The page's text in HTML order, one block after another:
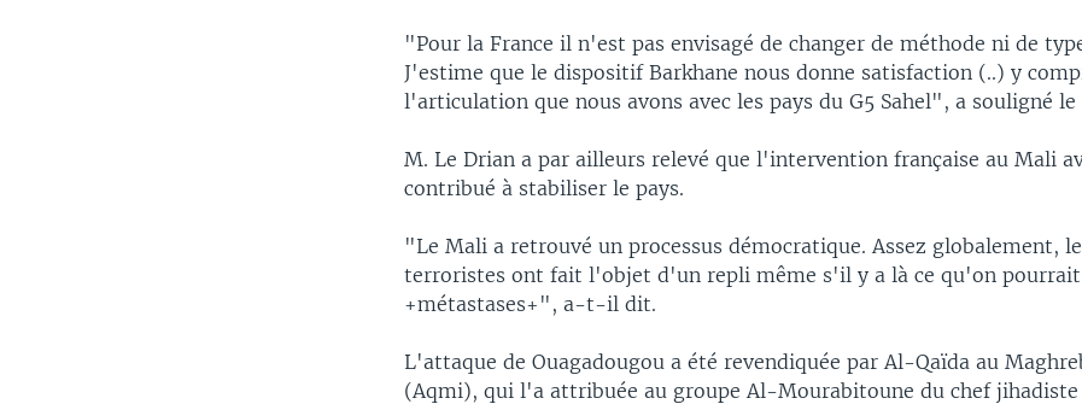
"Pour la France il n'est pas envisagé de changer de méthode ni de
J'estime que le dispositif Barkhane nous donne satisfaction (..) y
l'articulation que nous avons avec les pays du G5 Sahel", a souligné
M. Le Drian a par ailleurs relevé que l'intervention française au Mali
contribué à stabiliser le pays.
"Le Mali a retrouvé un processus démocratique. Assez globalement,
terroristes ont fait l'objet d'un repli même s'il y a là ce qu'on pourrait
+métastases+", a-t-il dit.
L'attaque de Ouagadougou a été revendiquée par Al-Qaïda au
(Aqmi), qui l'a attribuée au groupe Al-Mourabitoune du chef